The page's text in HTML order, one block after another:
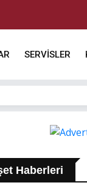
SERVİSLER
Haberleri